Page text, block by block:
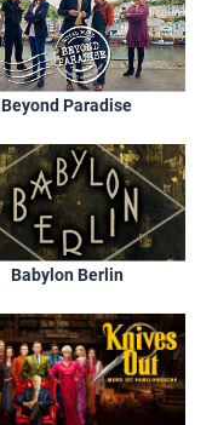
Beyond Paradise
Babylon Berlin